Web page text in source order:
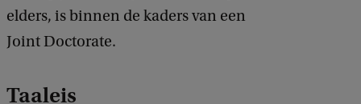
elders, is binnen de kaders van een
Joint Doctorate.
Taaleis